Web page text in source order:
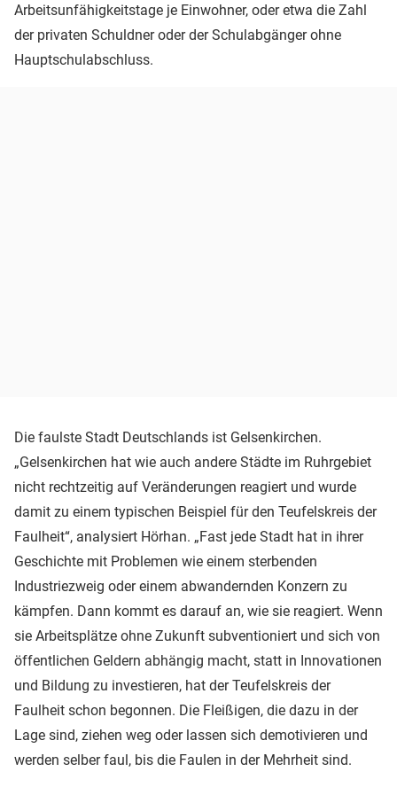
Arbeitsunfähigkeitstage je Einwohner, oder etwa die Zahl
der privaten Schuldner oder der Schulabgänger ohne
Hauptschulabschluss.
Die faulste Stadt Deutschlands ist Gelsenkirchen.
„Gelsenkirchen hat wie auch andere Städte im Ruhrgebiet
nicht rechtzeitig auf Veränderungen reagiert und wurde
damit zu einem typischen Beispiel für den Teufelskreis der
Faulheit“, analysiert Hörhan. „Fast jede Stadt hat in ihrer
Geschichte mit Problemen wie einem sterbenden
Industriezweig oder einem abwandernden Konzern zu
kämpfen. Dann kommt es darauf an, wie sie reagiert. Wenn
sie Arbeitsplätze ohne Zukunft subventioniert und sich von
öffentlichen Geldern abhängig macht, statt in Innovationen
und Bildung zu investieren, hat der Teufelskreis der
Faulheit schon begonnen. Die Fleißigen, die dazu in der
Lage sind, ziehen weg oder lassen sich demotivieren und
werden selber faul, bis die Faulen in der Mehrheit sind.